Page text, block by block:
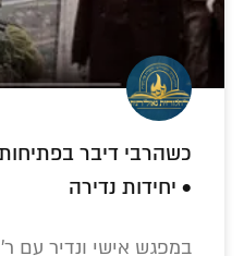
כשהרבי דיבר
• יחידות נדירה
במפגש אישי ונדיר עם